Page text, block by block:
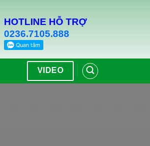
HOTLINE HỖ TRỢ
0236.7105.888
VIDEO